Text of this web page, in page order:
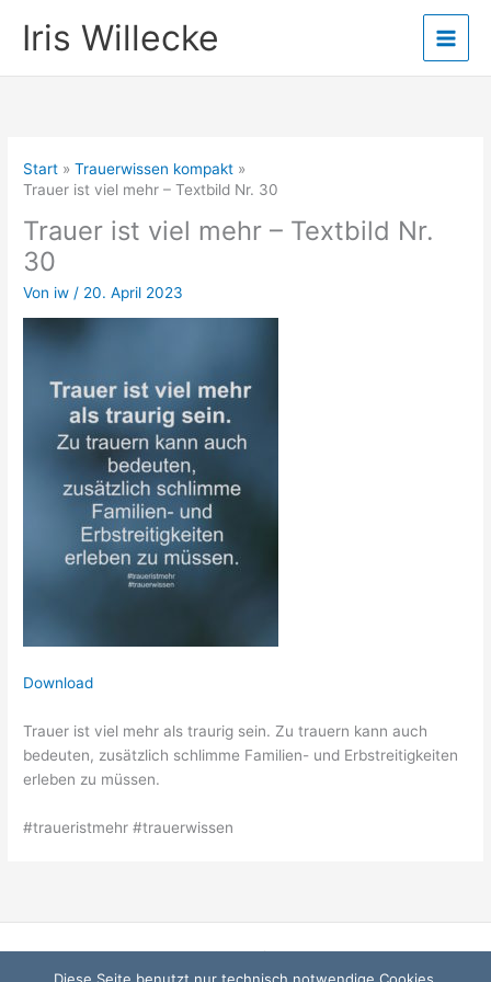
InhaltIris Willecke
Start
Trauerwissen kompakt
Trauer ist viel mehr – Textbild Nr. 30
Trauer ist viel mehr – Textbild Nr.
30
Von iw / 20. April 2023
Download
Trauer ist viel mehr als traurig sein. Zu trauern kann auch
bedeuten, zusätzlich schlimme Familien- und Erbstreitigkeiten
erleben zu müssen.
#traueristmehr #trauerwissen
Startseite